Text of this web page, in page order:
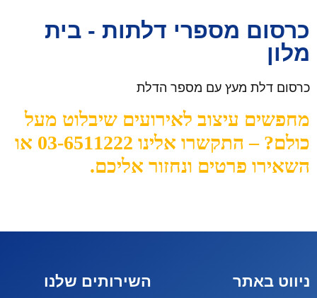
כרסום מספרי דלתות - בית
מלון
כרסום דלת מעץ עם מספר הדלת
מחפשים עיצוב לאירועים שיבלוט מעל
כולם? – התקשרו אלינו 03-6511222 או
השאירו פרטים ונחזור אליכם.
ניווט באתר השירותים שלנו